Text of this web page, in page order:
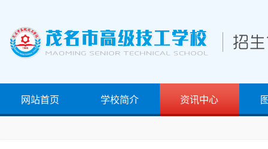
网站首页 学校简介 资讯中心